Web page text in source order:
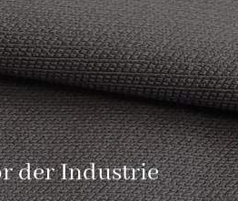
der Industrie